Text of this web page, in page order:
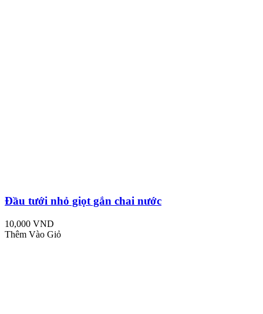
Đầu tưới nhỏ giọt gắn chai nước
10,000 VND
Thêm Vào Giỏ